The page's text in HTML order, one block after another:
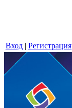
Вход | Регистрация